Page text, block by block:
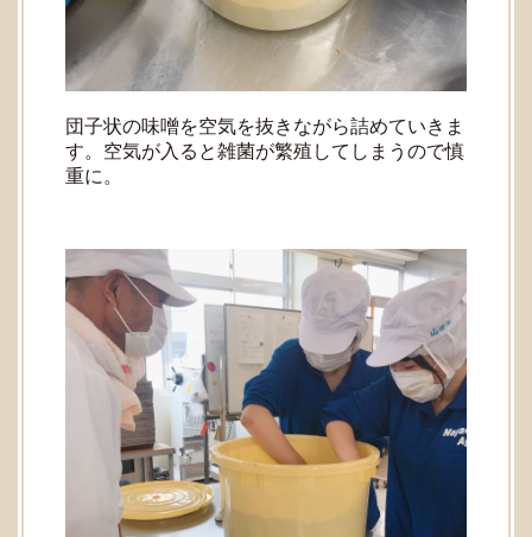
団子状の味噌を空気を抜きながら詰めていきま
す。空気が入ると雑菌が繁殖してしまうので慎
重に。